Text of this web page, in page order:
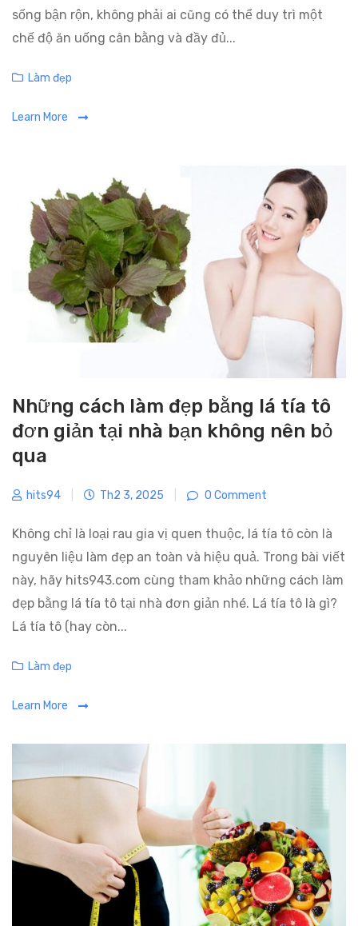
sống bận rộn, không phải ai cũng có thể duy trì một
chế độ ăn uống cân bằng và đầy đủ...
C
t
r
i
e
s
Làm đẹp
Learn More
Những cách làm đẹp bằng lá tía tô
đơn giản tại nhà bạn không nên bỏ
qua
hits94 Th2 3, 2025 0 Comment
Không chỉ là loại rau gia vị quen thuộc, lá tía tô còn là
nguyên liệu làm đẹp an toàn và hiệu quả. Trong bài viết
này, hãy hits943.com cùng tham khảo những cách làm
đẹp bằng lá tía tô tại nhà đơn giản nhé. Lá tía tô là gì?
Lá tía tô (hay còn...
C
t
g
e
Làm đẹp
Learn More